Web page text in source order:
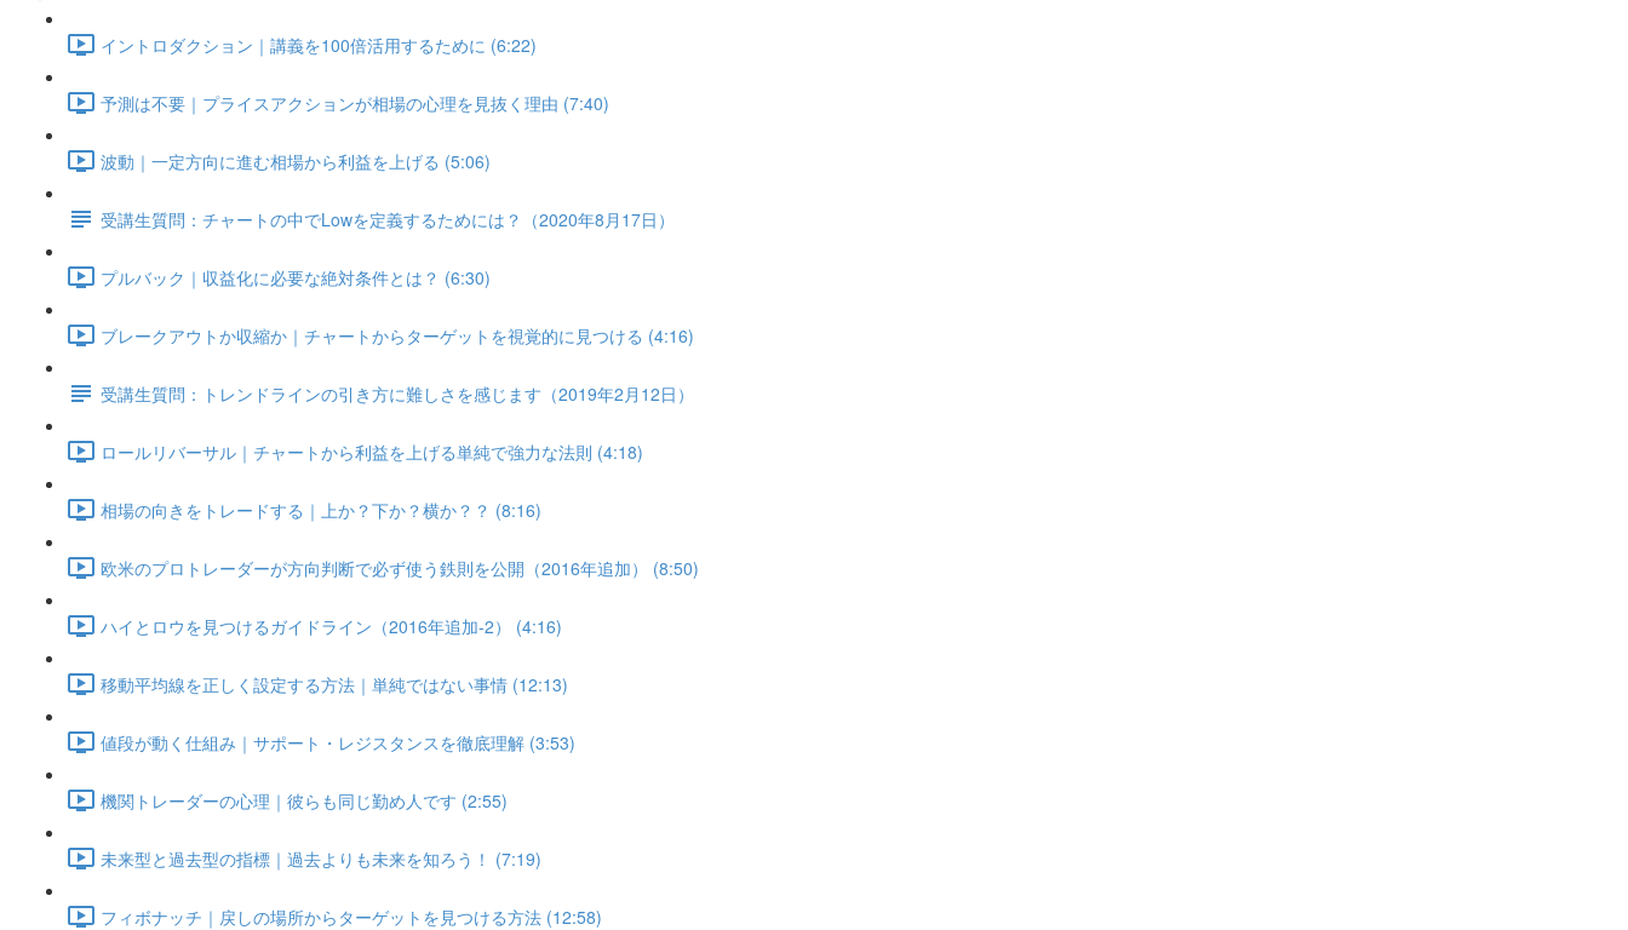
イントロダクション｜講義を100倍活用するために (6:22)
予測は不要｜プライスアクションが相場の心理を見抜く理由 (7:40)
波動｜一定方向に進む相場から利益を上げる (5:06)
受講生質問：チャートの中でLowを定義するためには？（2020年8月17日）
プルバック｜収益化に必要な絶対条件とは？ (6:30)
ブレークアウトか収縮か｜チャートからターゲットを視覚的に見つける (4:16)
受講生質問：トレンドラインの引き方に難しさを感じます（2019年2月12日）
ロールリバーサル｜チャートから利益を上げる単純で強力な法則 (4:18)
相場の向きをトレードする｜上か？下か？横か？？ (8:16)
欧米のプロトレーダーが方向判断で必ず使う鉄則を公開（2016年追加） (8:50)
ハイとロウを見つけるガイドライン（2016年追加-2） (4:16)
移動平均線を正しく設定する方法｜単純ではない事情 (12:13)
値段が動く仕組み｜サポート・レジスタンスを徹底理解 (3:53)
機関トレーダーの心理｜彼らも同じ勤め人です (2:55)
未来型と過去型の指標｜過去よりも未来を知ろう！ (7:19)
フィボナッチ｜戻しの場所からターゲットを見つける方法 (12:58)